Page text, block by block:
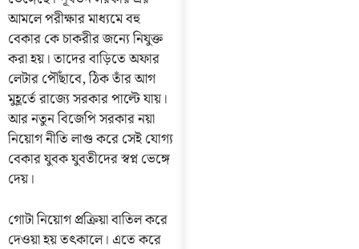
আমলে পরীক্ষার মাধ্যমে বহু
বেকার কে চাকরীর জন্যে নিযুক্ত
করা হয়। তাদের বাড়িতে অফার
লেটার পৌঁছাবে, ঠিক তাঁর আগ
মুহূর্তে রাজ্যে সরকার পাল্টে যায়।
আর নতুন বিজেপি সরকার নয়া
নিয়োগ নীতি লাগু করে সেই যোগ্য
বেকার যুবক যুবতীদের স্বপ্ন ভেঙ্গে
দেয়।
গোটা নিয়োগ প্রক্রিয়া বাতিল করে
দেওয়া হয় তৎকালে। এতে করে